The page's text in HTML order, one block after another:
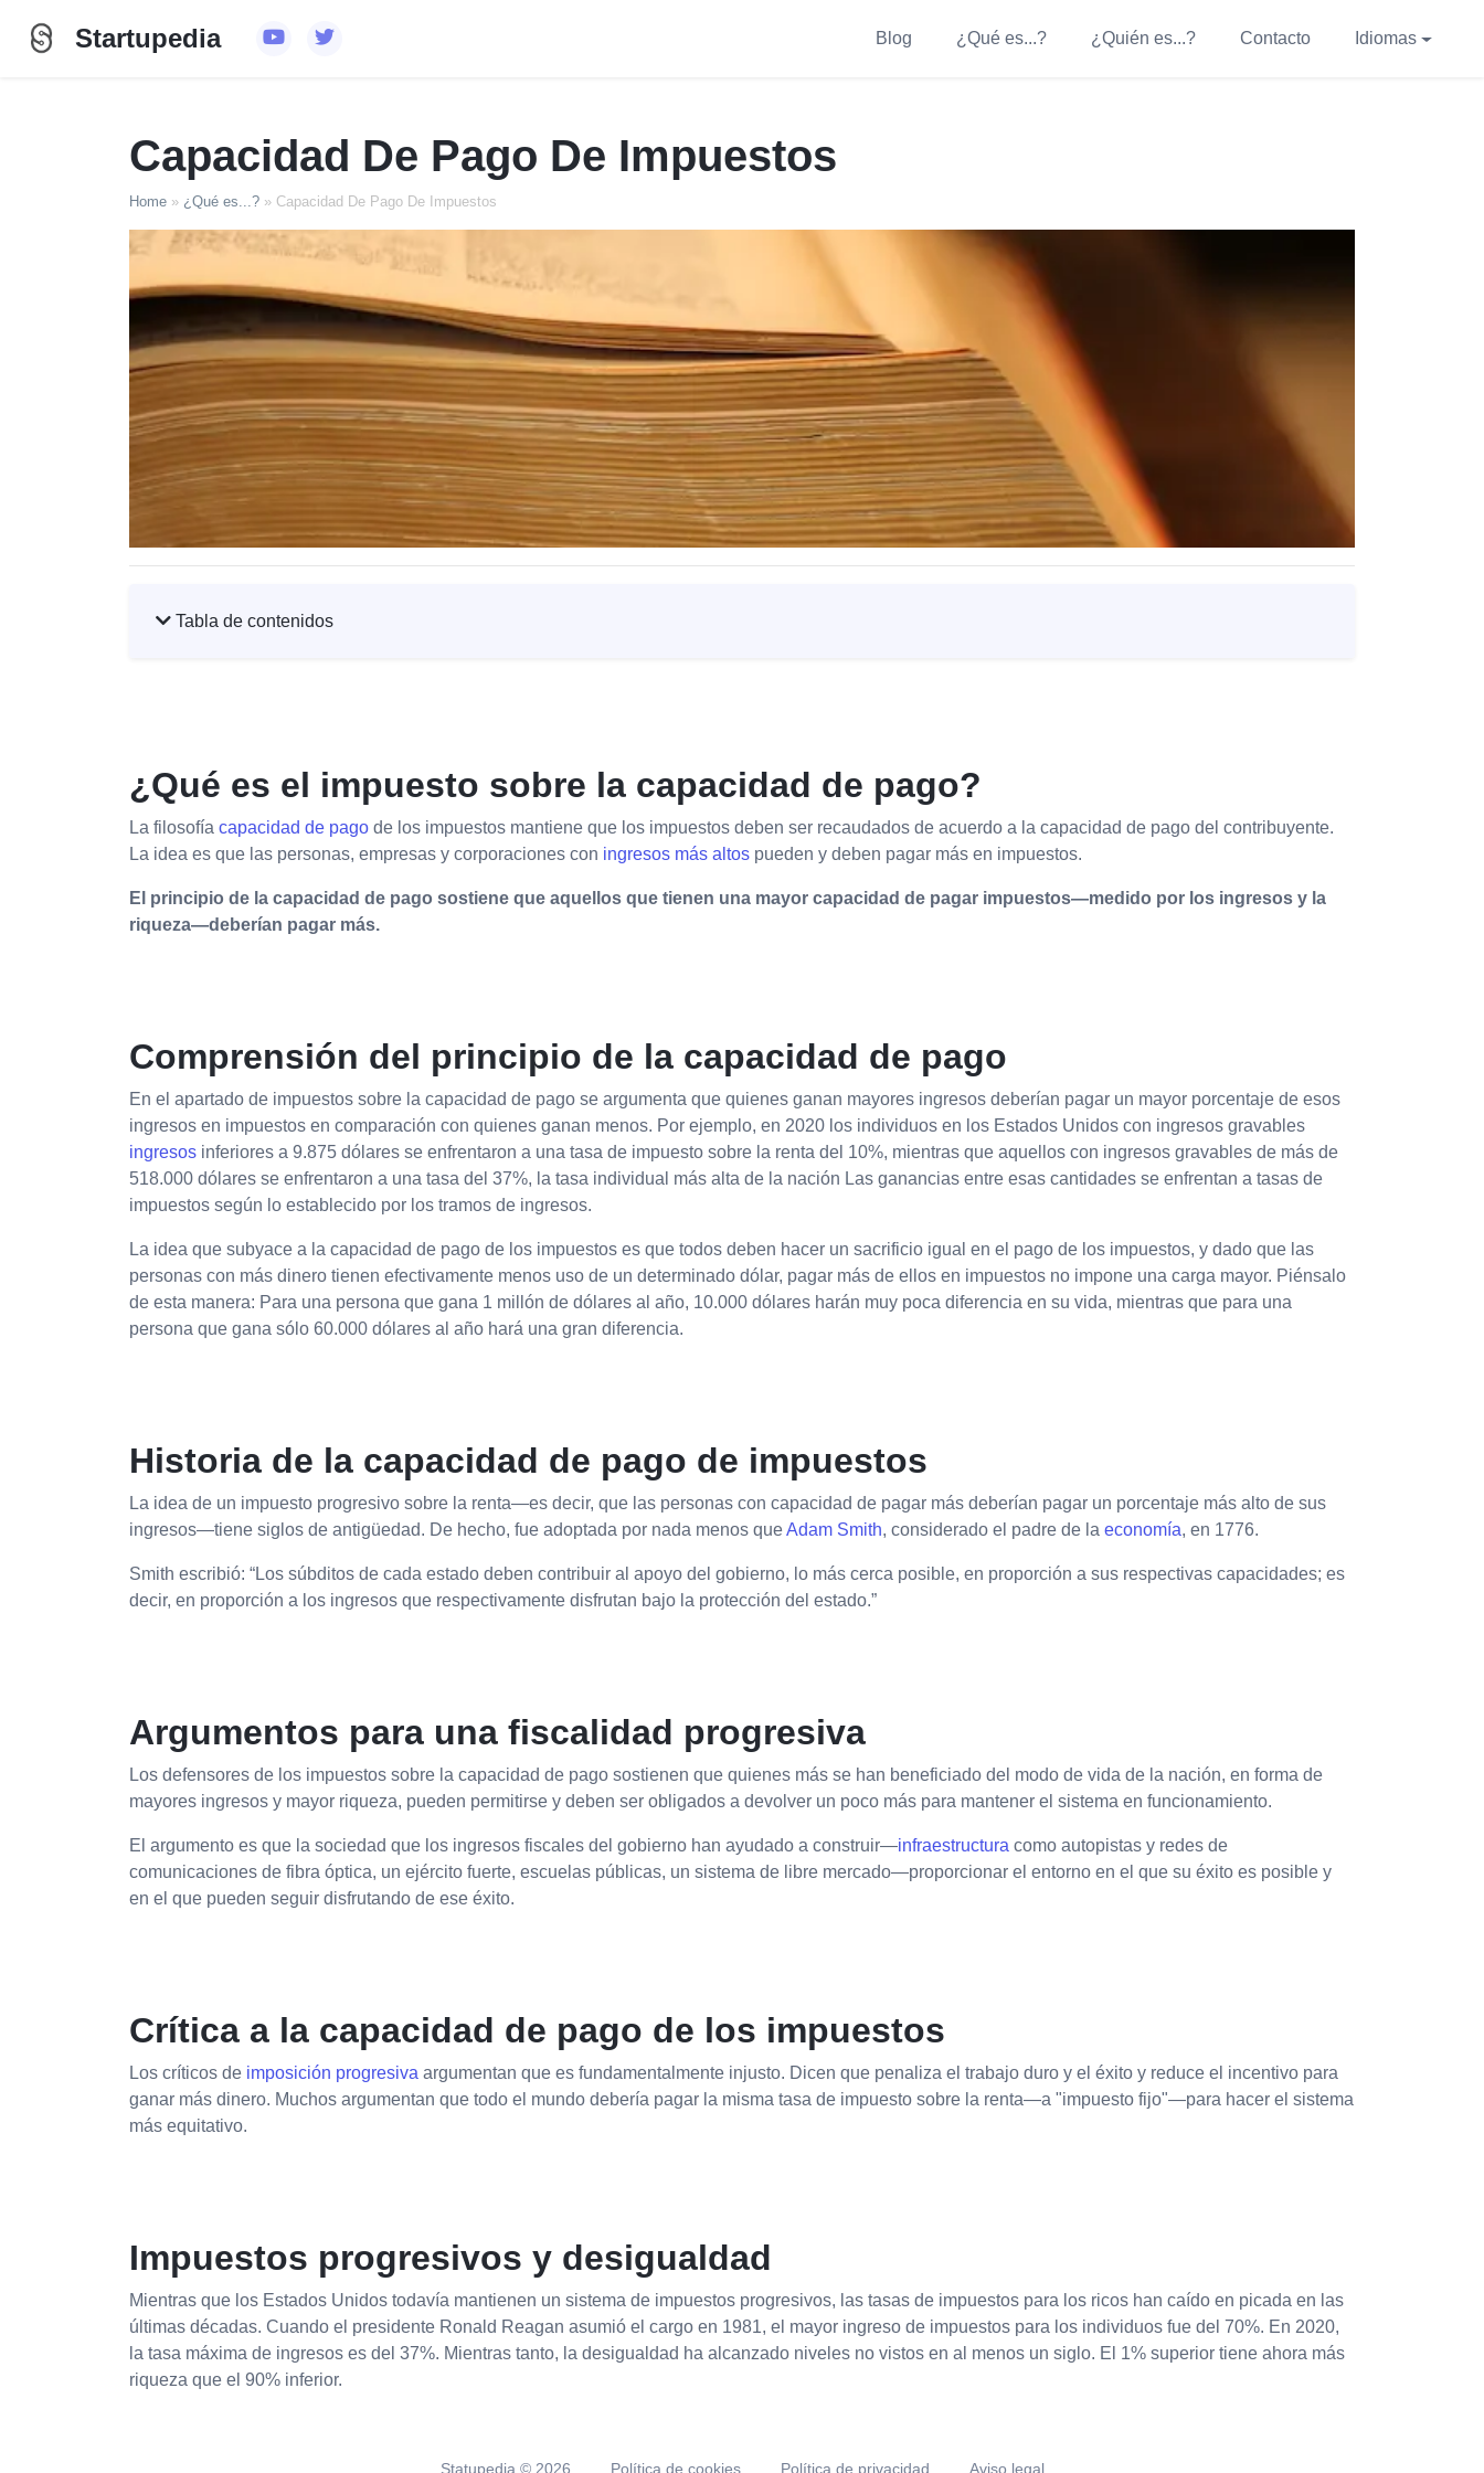
Startupedia Blog ¿Qué es...? ¿Quién es...? Contacto Idiomas
Capacidad De Pago De Impuestos
Home » ¿Qué es...? » Capacidad De Pago De Impuestos
Tabla de contenidos
¿Qué es el impuesto sobre la capacidad de pago?
La filosofía capacidad de pago de los impuestos mantiene que los impuestos deben ser recaudados de acuerdo a la capacidad de pago del contribuyente.
La idea es que las personas, empresas y corporaciones con ingresos más altos pueden y deben pagar más en impuestos.
El principio de la capacidad de pago sostiene que aquellos que tienen una mayor capacidad de pagar impuestos—medido por los ingresos y la
riqueza—deberían pagar más.
Comprensión del principio de la capacidad de pago
En el apartado de impuestos sobre la capacidad de pago se argumenta que quienes ganan mayores ingresos deberían pagar un mayor porcentaje de esos
ingresos en impuestos en comparación con quienes ganan menos. Por ejemplo, en 2020 los individuos en los Estados Unidos con ingresos gravables
ingresos inferiores a 9.875 dólares se enfrentaron a una tasa de impuesto sobre la renta del 10%, mientras que aquellos con ingresos gravables de más de
518.000 dólares se enfrentaron a una tasa del 37%, la tasa individual más alta de la nación Las ganancias entre esas cantidades se enfrentan a tasas de
impuestos según lo establecido por los tramos de ingresos.
La idea que subyace a la capacidad de pago de los impuestos es que todos deben hacer un sacrificio igual en el pago de los impuestos, y dado que las
personas con más dinero tienen efectivamente menos uso de un determinado dólar, pagar más de ellos en impuestos no impone una carga mayor. Piénsalo
de esta manera: Para una persona que gana 1 millón de dólares al año, 10.000 dólares harán muy poca diferencia en su vida, mientras que para una
persona que gana sólo 60.000 dólares al año hará una gran diferencia.
Historia de la capacidad de pago de impuestos
La idea de un impuesto progresivo sobre la renta—es decir, que las personas con capacidad de pagar más deberían pagar un porcentaje más alto de sus
ingresos—tiene siglos de antigüedad. De hecho, fue adoptada por nada menos queAdam Smith, considerado el padre de la economía, en 1776.
Smith escribió: “Los súbditos de cada estado deben contribuir al apoyo del gobierno, lo más cerca posible, en proporción a sus respectivas capacidades; es
decir, en proporción a los ingresos que respectivamente disfrutan bajo la protección del estado.”
Argumentos para una fiscalidad progresiva
Los defensores de los impuestos sobre la capacidad de pago sostienen que quienes más se han beneficiado del modo de vida de la nación, en forma de
mayores ingresos y mayor riqueza, pueden permitirse y deben ser obligados a devolver un poco más para mantener el sistema en funcionamiento.
El argumento es que la sociedad que los ingresos fiscales del gobierno han ayudado a construir—infraestructura como autopistas y redes de
comunicaciones de fibra óptica, un ejército fuerte, escuelas públicas, un sistema de libre mercado—proporcionar el entorno en el que su éxito es posible y
en el que pueden seguir disfrutando de ese éxito.
Crítica a la capacidad de pago de los impuestos
Los críticos de imposición progresiva argumentan que es fundamentalmente injusto. Dicen que penaliza el trabajo duro y el éxito y reduce el incentivo para
ganar más dinero. Muchos argumentan que todo el mundo debería pagar la misma tasa de impuesto sobre la renta—a "impuesto fijo"—para hacer el sistema
más equitativo.
Impuestos progresivos y desigualdad
Mientras que los Estados Unidos todavía mantienen un sistema de impuestos progresivos, las tasas de impuestos para los ricos han caído en picada en las
últimas décadas. Cuando el presidente Ronald Reagan asumió el cargo en 1981, el mayor ingreso de impuestos para los individuos fue del 70%. En 2020,
la tasa máxima de ingresos es del 37%. Mientras tanto, la desigualdad ha alcanzado niveles no vistos en al menos un siglo. El 1% superior tiene ahora más
riqueza que el 90% inferior.
Statupedia © 2026 Política de cookies Política de privacidad Aviso legal